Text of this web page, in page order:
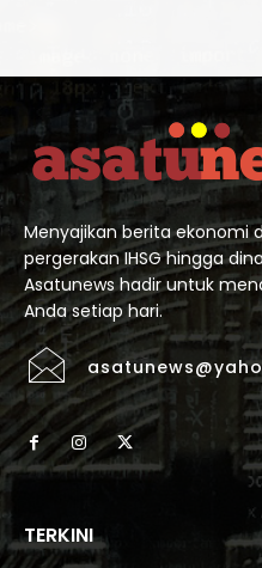
Menyajikan berita ekonomi
pergerakan IHSG hingga
Asatunews hadir untuk
Anda setiap hari.
TERKINI